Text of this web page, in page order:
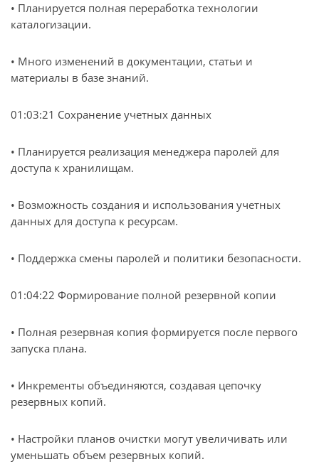
• Планируется полная переработка технологии
каталогизации.
• Много изменений в документации, статьи и
материалы в базе знаний.
01:03:21 Сохранение учетных данных
• Планируется реализация менеджера паролей для
доступа к хранилищам.
• Возможность создания и использования учетных
данных для доступа к ресурсам.
• Поддержка смены паролей и политики безопасности.
01:04:22 Формирование полной резервной копии
• Полная резервная копия формируется после первого
запуска плана.
• Инкременты объединяются, создавая цепочку
резервных копий.
• Настройки планов очистки могут увеличивать или
уменьшать объем резервных копий.